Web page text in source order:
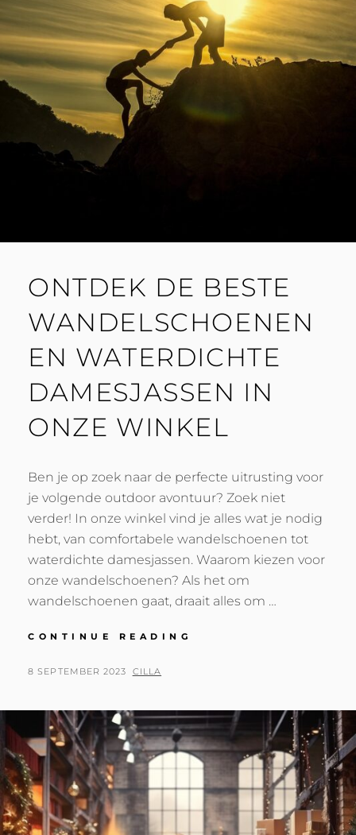
ONTDEK DE BESTE
WANDELSCHOENEN
EN WATERDICHTE
DAMESJASSEN IN
ONZE WINKEL
Ben je op zoek naar de perfecte uitrusting voor
je volgende outdoor avontuur? Zoek niet
verder! In onze winkel vind je alles wat je nodig
hebt, van comfortabele wandelschoenen tot
waterdichte damesjassen. Waarom kiezen voor
onze wandelschoenen? Als het om
wandelschoenen gaat, draait alles om …
CONTINUE READING
WATERDICHTE
DAMESJASSEN
IN
ONZE
POSTED
8 SEPTEMBER 2023 BY
CILLA